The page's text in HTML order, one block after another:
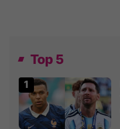
Top 5